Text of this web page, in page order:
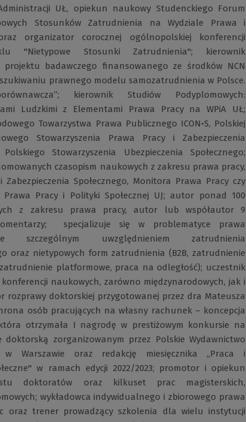
UŁ, opiekun naukowy Studenckiego Forum
Stosunków Zatrudnienia na Wydziale Prawa i
organizator corocznej ogólnopolskiej konferencji
"Nietypowe Stosunki Zatrudnienia"; kierownik
projektu badawczego finansowanego ze środków NCN
prawnego modelu samozatrudnienia w Polsce.
kierownik Studiów Podyplomowych:
Ludzkimi z Elementami Prawa Pracy na WPiA UŁ;
Towarzystwa Prawa Publicznego ICON•S, Polskiej
Stowarzyszenia Prawa Pracy i Zabezpieczenia
Stowarzyszenia Ubezpieczenia Społecznego;
czasopism naukowych z zakresu prawa pracy,
Społecznego, Monitora Prawa Pracy czy
Pracy i Polityki Społecznej UJ; autor ponad 100
z zakresu prawa pracy, autor lub współautor 9
specjalizuje się w problematyce prawa
szczególnym uwzględnieniem zatrudnienia
oraz nietypowych form zatrudnienia (B2B, zatrudnienie
platformowe, praca na odległość); uczestnik
naukowych, zarówno międzynarodowych, jak i
rozprawy doktorskiej przygotowanej przez dra Mateusza
osób pracujących na własny rachunek – koncepcja
otrzymała I nagrodę w prestiżowym konkursie na
doktorską zorganizowanym przez Polskie Wydawnictwo
w Warszawie oraz redakcję miesięcznika „Praca i
w ramach edycji 2022/2023; promotor i opiekun
doktoratów oraz kilkuset prac magisterskich,
wykładowca indywidualnego i zbiorowego prawa
oraz trener prowadzący szkolenia dla wielu instytucji